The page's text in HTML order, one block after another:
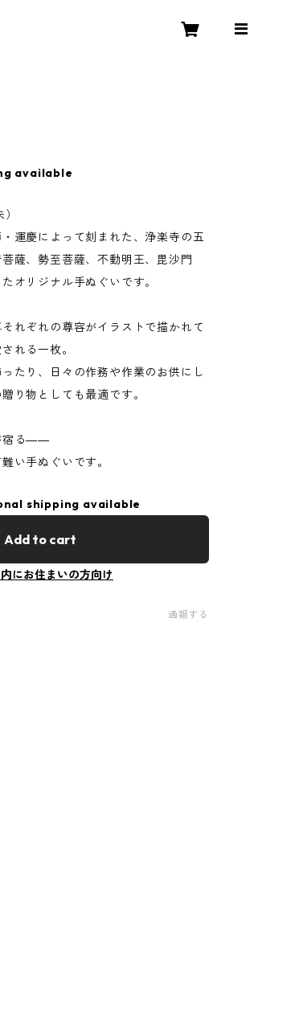
available
運慶によって刻まれた、浄楽寺の五
薩、勢至菩薩、不動明王、毘沙門
オリジナル手ぬぐいです。
れぞれの尊容がイラストで描かれて
れる一枚。
たり、日々の作務や作業のお供にし
り物としても最適です。
宿る――
い手ぬぐいです。
shipping available
Add to cart
にお住まいの方向け
通報する